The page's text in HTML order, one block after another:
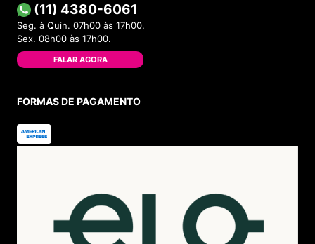
(11) 4380-6061
Seg. à Quin. 07h00 às 17h00.
Sex. 08h00 às 17h00.
FALAR AGORA
FORMAS DE PAGAMENTO